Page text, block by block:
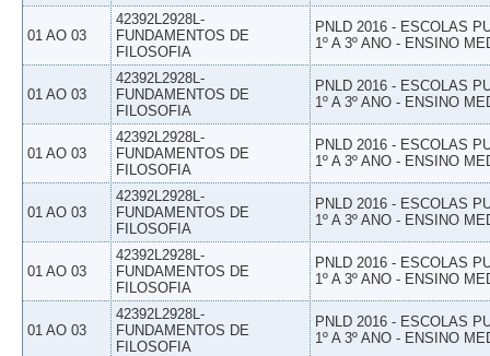
01 AO 03
42392L2928L-
FUNDAMENTOS DE
FILOSOFIA
PNLD 2016 - ESCOLAS
1º A 3º ANO - ENSINO
01 AO 03
42392L2928L-
FUNDAMENTOS DE
FILOSOFIA
PNLD 2016 - ESCOLAS
1º A 3º ANO - ENSINO
01 AO 03
42392L2928L-
FUNDAMENTOS DE
FILOSOFIA
PNLD 2016 - ESCOLAS
1º A 3º ANO - ENSINO
01 AO 03
42392L2928L-
FUNDAMENTOS DE
FILOSOFIA
PNLD 2016 - ESCOLAS
1º A 3º ANO - ENSINO
01 AO 03
42392L2928L-
FUNDAMENTOS DE
FILOSOFIA
PNLD 2016 - ESCOLAS
1º A 3º ANO - ENSINO
01 AO 03
42392L2928L-
FUNDAMENTOS DE
FILOSOFIA
PNLD 2016 - ESCOLAS
1º A 3º ANO - ENSINO